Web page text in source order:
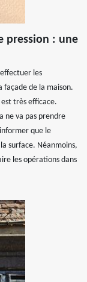
pression : une
les
façade de la maison.
très efficace.
ne va pas prendre
que le
surface. Néanmoins,
les opérations dans